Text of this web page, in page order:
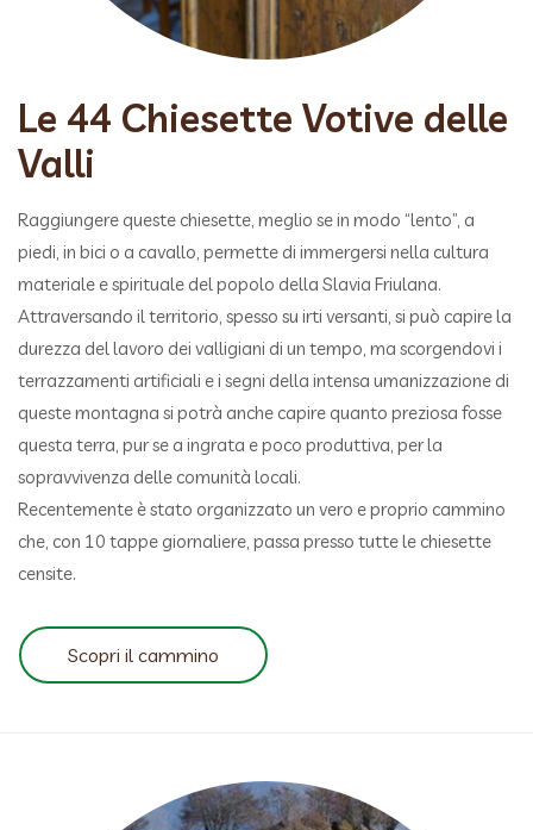
Le 44 Chiesette Votive delle
Valli
Raggiungere queste chiesette, meglio se in modo “lento”, a
piedi, in bici o a cavallo, permette di immergersi nella cultura
materiale e spirituale del popolo della Slavia Friulana.
Attraversando il territorio, spesso su irti versanti, si può capire la
durezza del lavoro dei valligiani di un tempo, ma scorgendovi i
terrazzamenti artificiali e i segni della intensa umanizzazione di
queste montagna si potrà anche capire quanto preziosa fosse
questa terra, pur se a ingrata e poco produttiva, per la
sopravvivenza delle comunità locali.
Recentemente è stato organizzato un vero e proprio cammino
che, con 10 tappe giornaliere, passa presso tutte le chiesette
censite.
Scopri il cammino